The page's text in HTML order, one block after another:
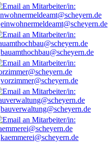
einwohnermeldeamt@scheyern.de
bauamthochbau@scheyern.de
vorzimmer@scheyern.de
bauverwaltung@scheyern.de
kaemmerei@scheyern.de